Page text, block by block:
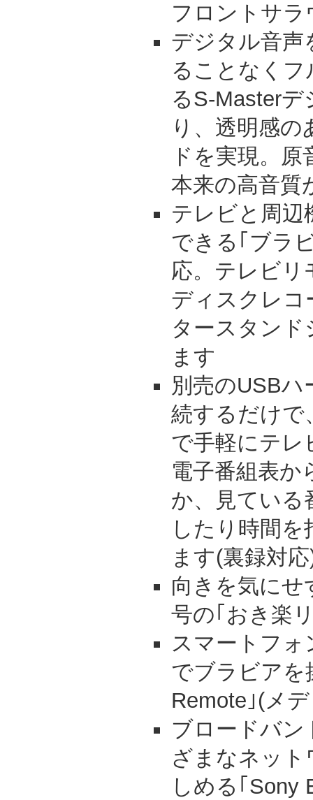
フロントサラ
デジタル音声
ることなく
るS-Master
り、透明感
ドを実現。
本来の高音質
テレビと周辺
できる｢ブラ
応。テレビリ
ディスクレコ
タースタン
ます
別売のUSB
続するだけで
で手軽にテレ
電子番組表か
か、見ている
したり時間
ます(裏録対
向きを気にせ
号の｢おき楽
スマートフ
でブラビアを
Remote｣(メ
ブロードバン
ざまなネッ
しめる｢Sony